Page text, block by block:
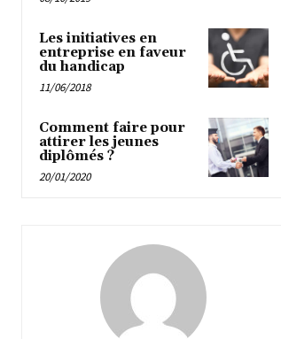
Les initiatives en
entreprise en faveur
du handicap
11/06/2018
Comment faire pour
attirer les jeunes
diplômés ?
20/01/2020